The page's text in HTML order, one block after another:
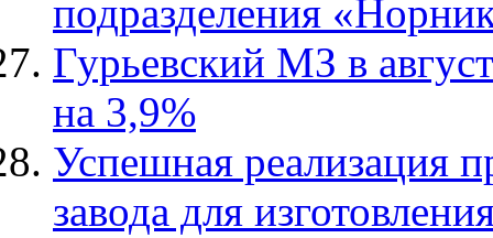
подразделения
Гурьевский МЗ в
на 3,9%
Успешная реализация
завода для